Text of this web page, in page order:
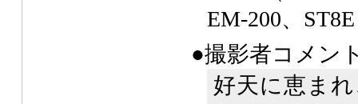
EM-200、ST8E
●撮影者コメン
好天に恵ま